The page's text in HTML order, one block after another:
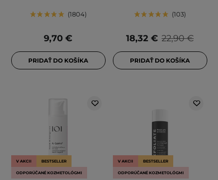
1804
9,70 €
PRIDAŤ DO KOŠÍKA
103
22,90 €
18,32 €
PRIDAŤ DO KOŠÍKA
V AKCII BESTSELLER
ODPORÚČANÉ KOZMETOLÓGMI
V AKCII BESTSELLER
ODPORÚČANÉ KOZMETOLÓGMI